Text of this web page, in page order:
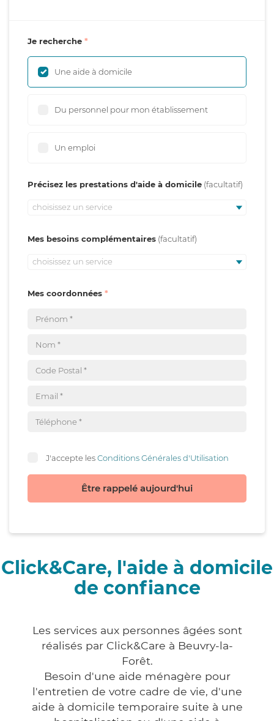
Je recherche
Une aide à domicile
Du personnel pour mon établissement
Un emploi
Précisez les prestations d'aide à domicile
choisissez un service
Mes besoins complémentaires
choisissez un service
Mes coordonnées
J'accepte lesConditions Générales d'Utilisation
Être rappelé aujourd'hui
Click&Care, l'aide à domicile
de confiance
Les services aux personnes âgées sont
réalisés par Click&Care à Beuvry-la-
Forêt.
Besoin d'une aide ménagère pour
l'entretien de votre cadre de vie, d'une
aide à domicile temporaire suite à une